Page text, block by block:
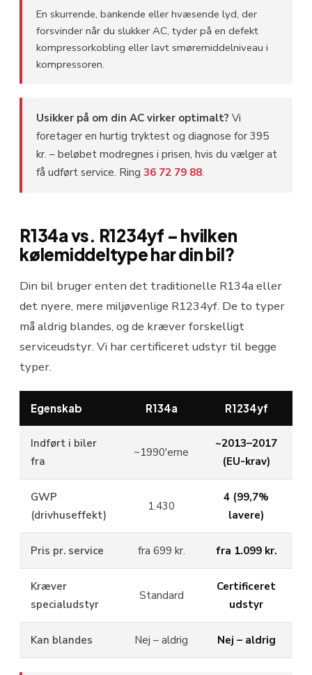
En skurrende, bankende eller hvæsende lyd, der
forsvinder når du slukker AC, tyder på en defekt
kompressorkobling eller lavt smøremiddelniveau i
kompressoren.
Usikker på om din AC virker optimalt? Vi
foretager en hurtig tryktest og diagnose for 395
kr. – beløbet modregnes i prisen, hvis du vælger at
få udført service. Ring 36 72 79 88.
R134a vs. R1234yf – hvilken
kølemiddeltype har din bil?
Din bil bruger enten det traditionelle R134a eller
det nyere, mere miljøvenlige R1234yf. De to typer
må aldrig blandes, og de kræver forskelligt
serviceudstyr. Vi har certificeret udstyr til begge
typer.
Egenskab R134a R1234yf
Indført i biler
fra
~1990'erne
~2013–2017
(EU-krav)
GWP
(drivhuseffekt)
1.430
4 (99,7%
lavere)
Pris pr. service fra 699 kr. fra 1.099 kr.
Kræver
specialudstyr
Standard
Certificeret
udstyr
Kan blandes Nej – aldrig Nej – aldrig